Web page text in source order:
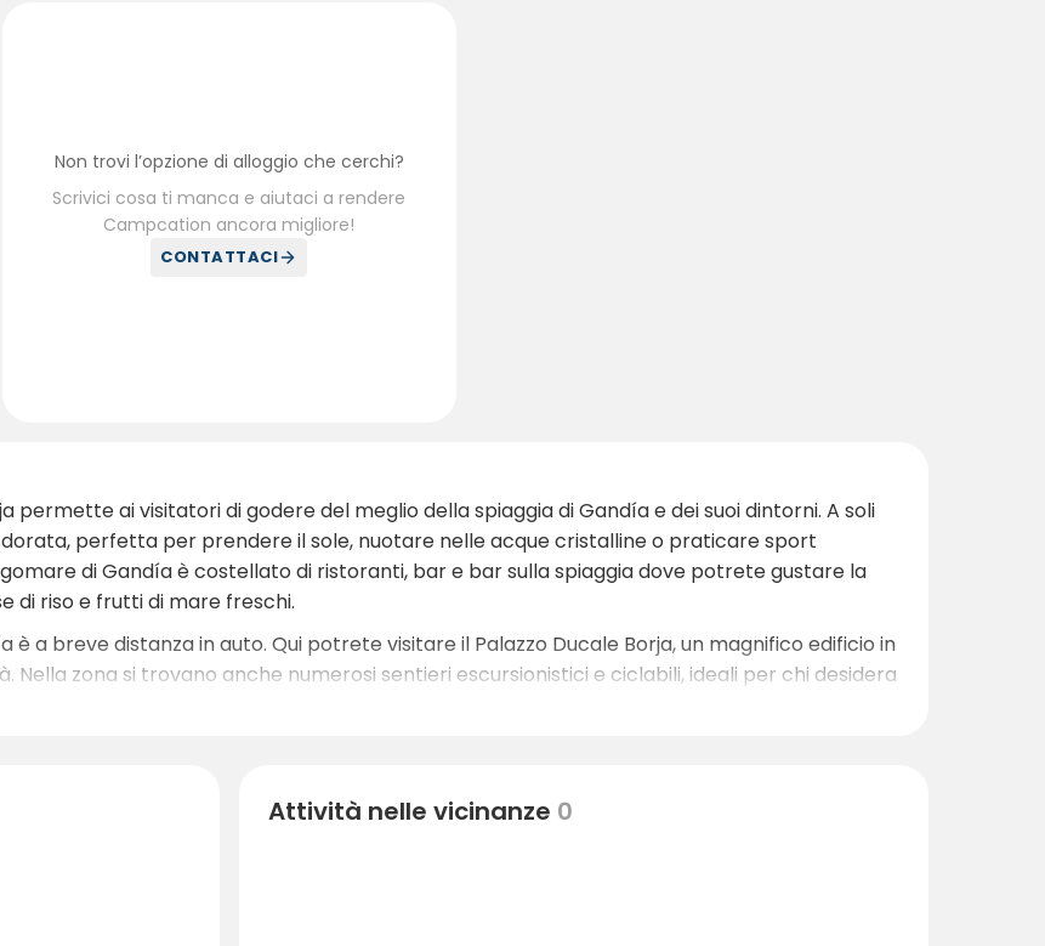
Non trovi l’opzione di alloggio che cerchi?
Scrivici cosa ti manca e aiutaci a rendere
Campcation ancora migliore!
CONTATTACI
permette ai visitatori di godere del meglio della spiaggia di Gandía e dei suoi dintorni. A soli
perfetta per prendere il sole, nuotare nelle acque cristalline o praticare sport
di Gandía è costellato di ristoranti, bar e bar sulla spiaggia dove potrete gustare la
di riso e frutti di mare freschi.
a breve distanza in auto. Qui potrete visitare il Palazzo Ducale Borja, un magnifico edificio in
zona si trovano anche numerosi sentieri escursionistici e ciclabili, ideali per chi desidera
del golf, nelle vicinanze si trova un campo da golf dove è possibile fare una partita in
Attività nelle vicinanze 0